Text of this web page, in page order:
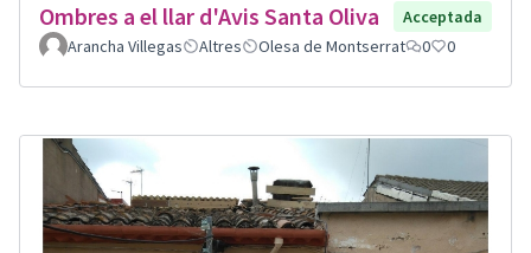
Ombres a el llar d'Avis Santa Oliva
Acceptada
Arancha Villegas
Altres Olesa de Montserrat 0 0